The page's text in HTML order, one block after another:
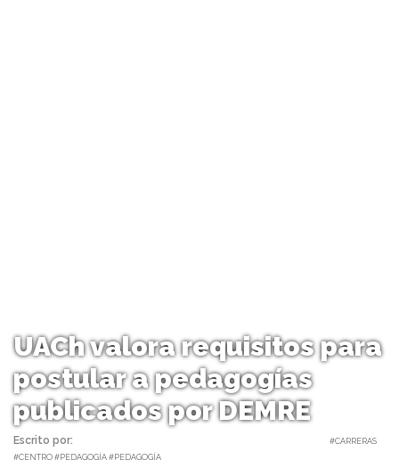
UACh valora requisitos para
postular a pedagogías
publicados por DEMRE
Escrito por:
#CARRERAS
#CENTRO #PEDAGOGÍA #PEDAGOGÍA